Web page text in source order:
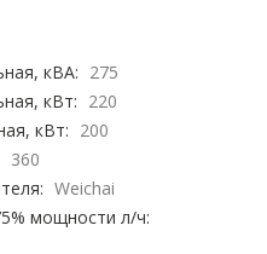
кВА: 275
кВт: 220
кВт: 200
360
Weichai
мощности л/ч: